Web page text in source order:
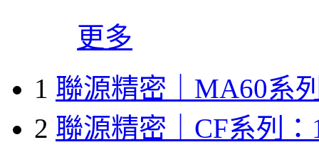
更多
1 聯源精密｜MA60系
2 聯源精密｜CF系列：